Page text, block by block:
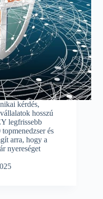
kérdés,
hosszú
legfrissebb
és
arra, hogy a
nyereséget